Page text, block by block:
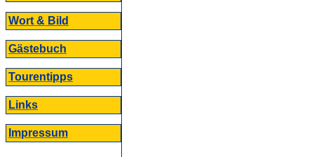
Wort & Bild
Gästebuch
Tourentipps
Links
Impressum